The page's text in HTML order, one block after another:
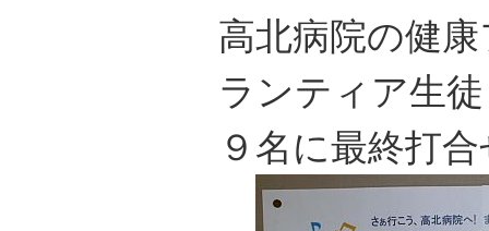
高北病院の健
ランティア生徒
９名に最終打